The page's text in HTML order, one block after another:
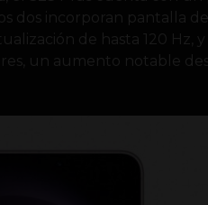
dos incorporan pantalla
de hasta 120 Hz, y
un aumento notable